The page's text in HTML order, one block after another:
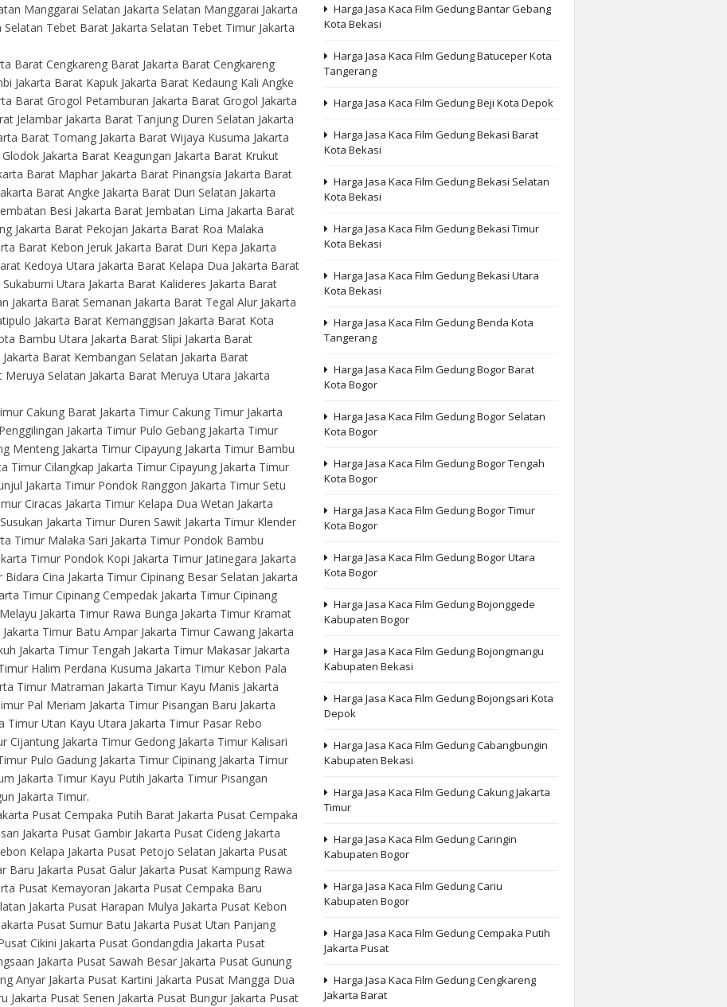
Manggarai Selatan Jakarta Selatan Manggarai Jakarta
Tebet Barat Jakarta Selatan Tebet Timur Jakarta
Barat Cengkareng Barat Jakarta Barat Cengkareng
Jakarta Barat Kapuk Jakarta Barat Kedaung Kali Angke
Barat Grogol Petamburan Jakarta Barat Grogol Jakarta
Jelambar Jakarta Barat Tanjung Duren Selatan Jakarta
Barat Tomang Jakarta Barat Wijaya Kusuma Jakarta
Jakarta Barat Keagungan Jakarta Barat Krukut
Barat Maphar Jakarta Barat Pinangsia Jakarta Barat
Barat Angke Jakarta Barat Duri Selatan Jakarta
Besi Jakarta Barat Jembatan Lima Jakarta Barat
Jakarta Barat Pekojan Jakarta Barat Roa Malaka
Barat Kebon Jeruk Jakarta Barat Duri Kepa Jakarta
Kedoya Utara Jakarta Barat Kelapa Dua Jakarta Barat
Utara Jakarta Barat Kalideres Jakarta Barat
Jakarta Barat Semanan Jakarta Barat Tegal Alur Jakarta
Jakarta Barat Kemanggisan Jakarta Barat Kota
Bambu Utara Jakarta Barat Slipi Jakarta Barat
Barat Kembangan Selatan Jakarta Barat
Selatan Jakarta Barat Meruya Utara Jakarta
Cakung Barat Jakarta Timur Cakung Timur Jakarta
Jakarta Timur Pulo Gebang Jakarta Timur
Menteng Jakarta Timur Cipayung Jakarta Timur Bambu
Timur Cilangkap Jakarta Timur Cipayung Jakarta Timur
Jakarta Timur Pondok Ranggon Jakarta Timur Setu
Ciracas Jakarta Timur Kelapa Dua Wetan Jakarta
Jakarta Timur Duren Sawit Jakarta Timur Klender
Timur Malaka Sari Jakarta Timur Pondok Bambu
Timur Pondok Kopi Jakarta Timur Jatinegara Jakarta
Cina Jakarta Timur Cipinang Besar Selatan Jakarta
Timur Cipinang Cempedak Jakarta Timur Cipinang
Jakarta Timur Rawa Bunga Jakarta Timur Kramat
Timur Batu Ampar Jakarta Timur Cawang Jakarta
Jakarta Timur Tengah Jakarta Timur Makasar Jakarta
Halim Perdana Kusuma Jakarta Timur Kebon Pala
Timur Matraman Jakarta Timur Kayu Manis Jakarta
Pal Meriam Jakarta Timur Pisangan Baru Jakarta
Timur Utan Kayu Utara Jakarta Timur Pasar Rebo
Cijantung Jakarta Timur Gedong Jakarta Timur Kalisari
Pulo Gadung Jakarta Timur Cipinang Jakarta Timur
Jakarta Timur Kayu Putih Jakarta Timur Pisangan
Jakarta Timur.
Pusat Cempaka Putih Barat Jakarta Pusat Cempaka
Jakarta Pusat Gambir Jakarta Pusat Cideng Jakarta
Kelapa Jakarta Pusat Petojo Selatan Jakarta Pusat
Baru Jakarta Pusat Galur Jakarta Pusat Kampung Rawa
Pusat Kemayoran Jakarta Pusat Cempaka Baru
Jakarta Pusat Harapan Mulya Jakarta Pusat Kebon
Pusat Sumur Batu Jakarta Pusat Utan Panjang
Cikini Jakarta Pusat Gondangdia Jakarta Pusat
Jakarta Pusat Sawah Besar Jakarta Pusat Gunung
Anyar Jakarta Pusat Kartini Jakarta Pusat Mangga Dua
Jakarta Pusat Senen Jakarta Pusat Bungur Jakarta Pusat
Harga Jasa Kaca Film Gedung Bantar Gebang
Kota Bekasi
Harga Jasa Kaca Film Gedung Batuceper Kota
Tangerang
Harga Jasa Kaca Film Gedung Beji Kota Depok
Harga Jasa Kaca Film Gedung Bekasi Barat
Kota Bekasi
Harga Jasa Kaca Film Gedung Bekasi Selatan
Kota Bekasi
Harga Jasa Kaca Film Gedung Bekasi Timur
Kota Bekasi
Harga Jasa Kaca Film Gedung Bekasi Utara
Kota Bekasi
Harga Jasa Kaca Film Gedung Benda Kota
Tangerang
Harga Jasa Kaca Film Gedung Bogor Barat
Kota Bogor
Harga Jasa Kaca Film Gedung Bogor Selatan
Kota Bogor
Harga Jasa Kaca Film Gedung Bogor Tengah
Kota Bogor
Harga Jasa Kaca Film Gedung Bogor Timur
Kota Bogor
Harga Jasa Kaca Film Gedung Bogor Utara
Kota Bogor
Harga Jasa Kaca Film Gedung Bojonggede
Kabupaten Bogor
Harga Jasa Kaca Film Gedung Bojongmangu
Kabupaten Bekasi
Harga Jasa Kaca Film Gedung Bojongsari Kota
Depok
Harga Jasa Kaca Film Gedung Cabangbungin
Kabupaten Bekasi
Harga Jasa Kaca Film Gedung Cakung Jakarta
Timur
Harga Jasa Kaca Film Gedung Caringin
Kabupaten Bogor
Harga Jasa Kaca Film Gedung Cariu
Kabupaten Bogor
Harga Jasa Kaca Film Gedung Cempaka Putih
Jakarta Pusat
Harga Jasa Kaca Film Gedung Cengkareng
Jakarta Barat